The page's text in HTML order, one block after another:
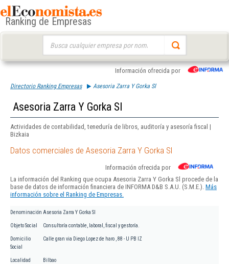
Ranking de Empresas
Información ofrecida por
Directorio Ranking Empresas Asesoria Zarra Y Gorka Sl
Asesoria Zarra Y Gorka Sl
Actividades de contabilidad, teneduría de libros, auditoría y asesoría fiscal |
Bizkaia
Datos comerciales de Asesoria Zarra Y Gorka Sl
Información ofrecida por
La información del Ranking que ocupa Asesoria Zarra Y Gorka Sl procede de la
base de datos de información financiera de INFORMA D&B S.A.U. (S.M.E.). Más
información sobre el Ranking de Empresas.
Denominación Asesoria Zarra Y Gorka Sl
Objeto Social Consultoría contable, laboral, fiscal y gestoría.
Domicilio
Social
Calle gran via Diego Lopez de haro , 88 - U PB IZ
Localidad Bilbao